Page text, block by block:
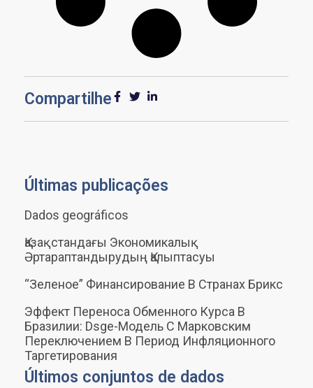
Compartilhe
Últimas publicações
Dados geográficos
Қазақстандағы Экономикалық
Әртараптандырудың Қалыптасуы
“Зеленое” Финансирование В Странах Брикс
Эффект Переноса Обменного Курса В
Бразилии: Dsge-Модель С Марковским
Переключением В Период Инфляционного
Таргетирования
Últimos conjuntos de dados